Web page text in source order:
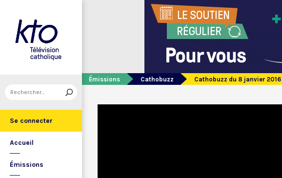
Se connecter
Accueil
Émissions
Émissions Cathobuzz Cathobuzz du 8 janvier 2016